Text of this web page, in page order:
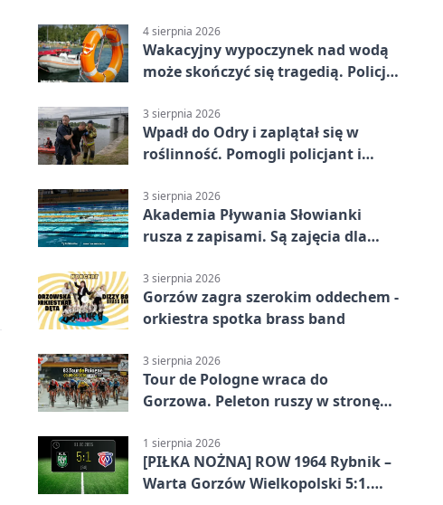
4 sierpnia 2026
Wakacyjny wypoczynek nad wodą
może skończyć się tragedią. Policja
3 sierpnia 2026
Wpadł do Odry i zaplątał się w
roślinność. Pomogli policjant i
3 sierpnia 2026
Akademia Pływania Słowianki
rusza z zapisami. Są zajęcia dla
3 sierpnia 2026
Gorzów zagra szerokim oddechem -
orkiestra spotka brass band
3 sierpnia 2026
Tour de Pologne wraca do
Gorzowa. Peleton ruszy w stronę
1 sierpnia 2026
[PIŁKA NOŻNA] ROW 1964 Rybnik –
Warta Gorzów Wielkopolski 5:1.